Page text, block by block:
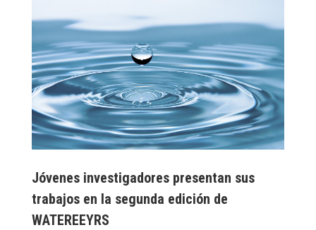
Jóvenes investigadores presentan sus
trabajos en la segunda edición de
WATEREEYRS